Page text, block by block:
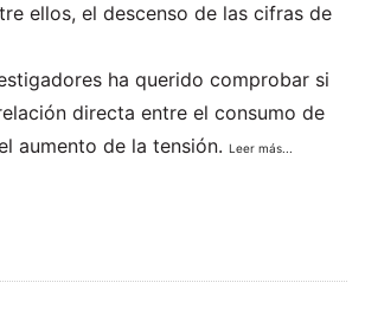
ellos, el descenso de las cifras de
ha querido comprobar si
directa entre el consumo de
aumento de la tensión. Leer más...